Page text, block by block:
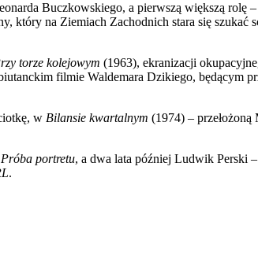
Buczkowskiego, a pierwszą większą rolę
który na Ziemiach Zachodnich stara się szukać
torze kolejowym (1963), ekranizacji
filmie Waldemara Dzikiego, będącym
w Bilansie kwartalnym (1974) –
portretu, a dwa lata później Ludwik Perski –
.